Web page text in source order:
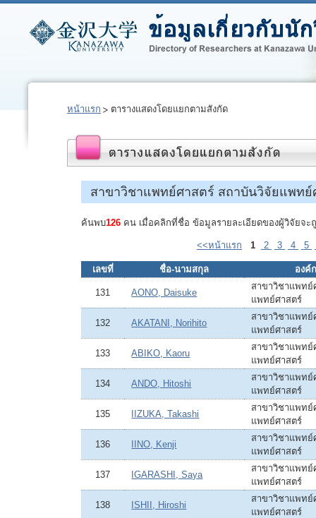
หน้าแรก ตารางแสดงโดยแยกตามสังกัด
สาขาวิชาแพทย์ศาสตร์ สถาบันวิจัยแพทย์
ค้นพบ126 คน เมื่อคลิกที่ชื่อ ข้อมูลรายละเอียดของผู้วิจัยจะ
<<หน้าแรก 1 2 3 4 5
เลขที่ ชื่อ-นามสกุล องค์
131 AONO, Daisuke
สาขาวิชาแพทย์
แพทย์ศาสตร์
132 AKATANI, Norihito
สาขาวิชาแพทย์
แพทย์ศาสตร์
133 ABIKO, Kaoru
สาขาวิชาแพทย์
แพทย์ศาสตร์
134 ANDO, Hitoshi
สาขาวิชาแพทย์
แพทย์ศาสตร์
135 IIZUKA, Takashi
สาขาวิชาแพทย์
แพทย์ศาสตร์
136 IINO, Kenji
สาขาวิชาแพทย์
แพทย์ศาสตร์
137 IGARASHI, Saya
สาขาวิชาแพทย์
แพทย์ศาสตร์
138 ISHII, Hiroshi
สาขาวิชาแพทย์
แพทย์ศาสตร์